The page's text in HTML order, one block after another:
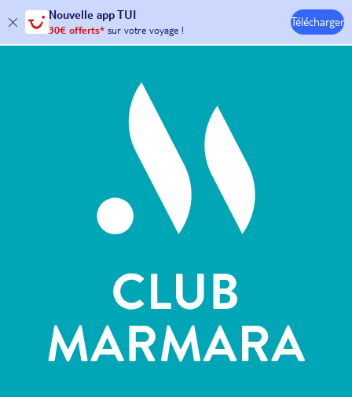
Nouvelle app TUI
30€ offerts*sur votre voyage !
avec le code :HAPPYAPP
Télécharger
Hôtels & Clubs